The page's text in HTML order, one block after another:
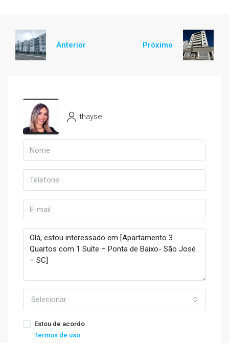
Anterior Próximo
thayse
Selecionar
Estou de acordo
Termos de uso